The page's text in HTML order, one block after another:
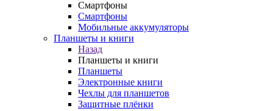
Смартфоны
Смартфоны
Мобильные аккумуляторы
Планшеты и книги
Назад
Планшеты и книги
Планшеты
Электронные книги
Чехлы для планшетов
Защитные плёнки